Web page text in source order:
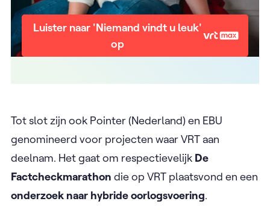
Luister naar 'Niemand vindt u leuk'
op
Tot slot zijn ook Pointer (Nederland) en EBU
genomineerd voor projecten waar VRT aan
deelnam. Het gaat om respectievelijk De
Factcheckmarathon die op VRT plaatsvond en een
onderzoek naar hybride oorlogsvoering.